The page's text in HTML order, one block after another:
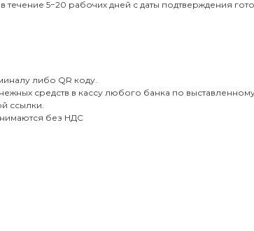
5−20 рабочих дней с даты подтверждения
либо QR коду.
средств в кассу любого банка по
ссылки.
без НДС